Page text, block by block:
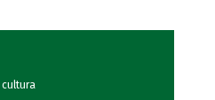
cultura